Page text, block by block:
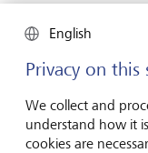
Beratung und
Capital Partners als
Equity und
Expansion
institutionelle
und
nachhaltigen und
ausbauen. Die
English
Privacy on this
We collect and
understand how it
cookies are